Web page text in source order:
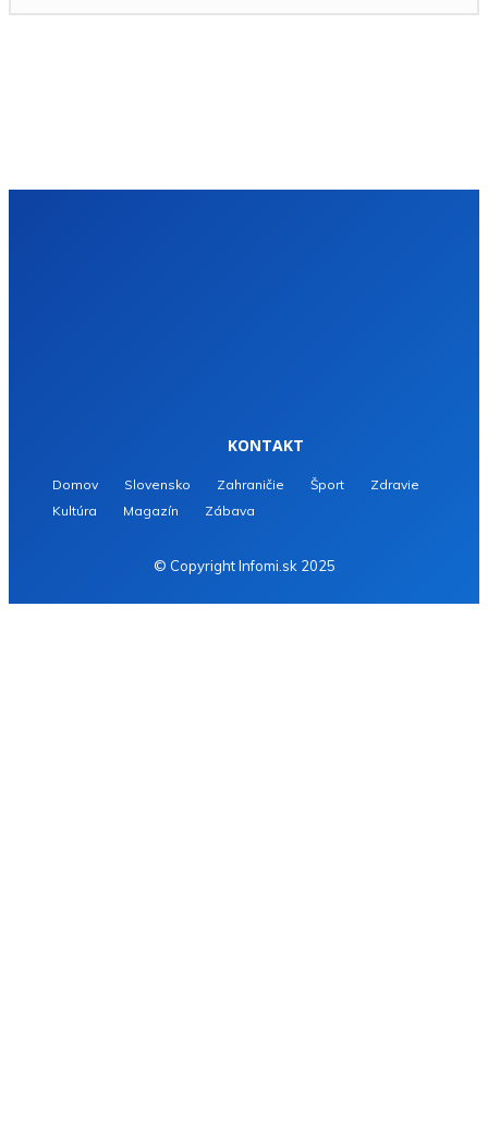
KONTAKT
Domov Slovensko Zahraničie Šport
Zdravie
Kultúra
Magazín Zábava
© Copyright Infomi.sk 2025